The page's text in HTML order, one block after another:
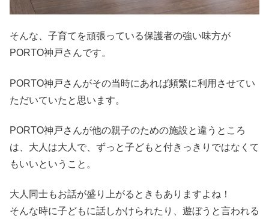
そんな、子育てを頑張っている保護者の強い味方が
PORTO神戸さんです。
PORTO神戸さんがその当時にあれば頻繁に利用させてい
ただいていたと思います。
PORTO神戸さんが他の親子のための施設と違うところ
は、大人は大人で、ずっと子どもと付きっきりではなくて
もいいということ。
大人同士もお話が盛り上がるときもありますよね！
そんな時に子どもに話しかけられたり、遊ぼうと言われる